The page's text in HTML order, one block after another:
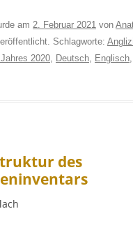
am 2. Februar 2021 von
Schlagworte:
2020
Deutsch Englisch
des